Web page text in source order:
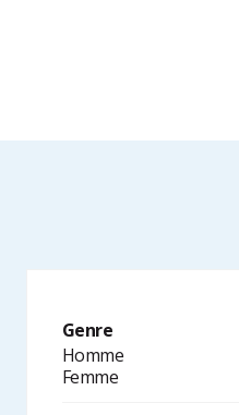
Genre
Homme
Femme